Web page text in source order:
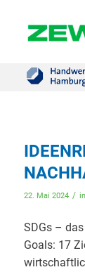
22. Mai 2024 / in
SDGs –
Goals: 17